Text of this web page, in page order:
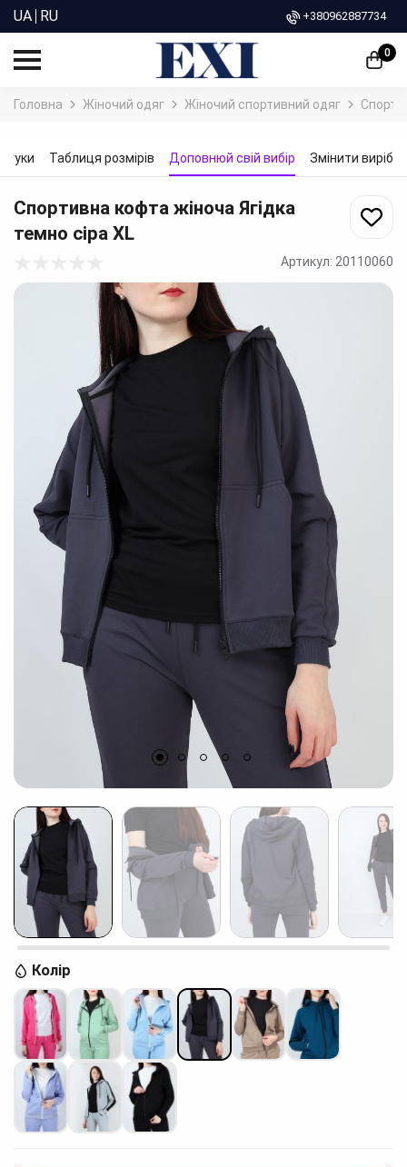
UA RU +380962887734
0
Головна Жіночий одяг Жіночий спортивний одяг
Таблиця розмірів Доповнюй свій вибір Змінити виріб
Спортивна кофта жіноча Ягідка
темно сіра XL
Артикул: 20110060
Колір